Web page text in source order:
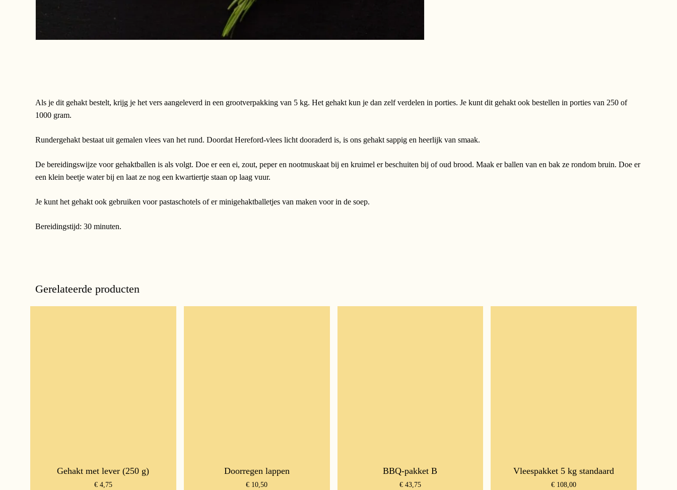
Als je dit gehakt bestelt, krijg je het vers aangeleverd in een grootverpakking van 5 kg. Het gehakt kun je dan zelf verdelen in porties. Je kunt dit gehakt ook bestellen in porties van 250 of
1000 gram.
Rundergehakt bestaat uit gemalen vlees van het rund. Doordat Hereford-vlees licht dooraderd is, is ons gehakt sappig en heerlijk van smaak.
De bereidingswijze voor gehaktballen is als volgt. Doe er een ei, zout, peper en nootmuskaat bij en kruimel er beschuiten bij of oud brood. Maak er ballen van en bak ze rondom bruin. Doe er
een klein beetje water bij en laat ze nog een kwartiertje staan op laag vuur.
Je kunt het gehakt ook gebruiken voor pastaschotels of er minigehaktballetjes van maken voor in de soep.
Bereidingstijd: 30 minuten.
Gerelateerde producten
Gehakt met lever (250 g)
€4,75
Doorregen lappen
€ 10,50
BBQ-pakket B
€43,75
Vleespakket 5 kg standaard
€ 108,00